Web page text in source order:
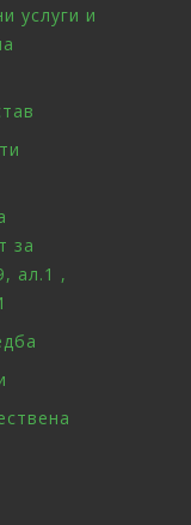
услуги и
за
ал.1 ,